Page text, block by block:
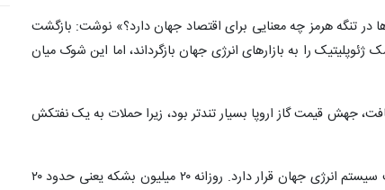
در تنگه هرمز چه معنایی برای اقتصاد جهان دارد؟» نوشت: بازگشت
را به بازارهای انرژی جهان بازگرداند، اما این شوک میان
جهش قیمت گاز اروپا بسیار تندتر بود، زیرا حملات به یک نفتکش
الجزیره با بیان اینکه تنگه هرمز در قلب سیستم انرژی جهان قرار دارد. روزانه ۲۰ میلیون بشکه یعنی حدود ۲۰